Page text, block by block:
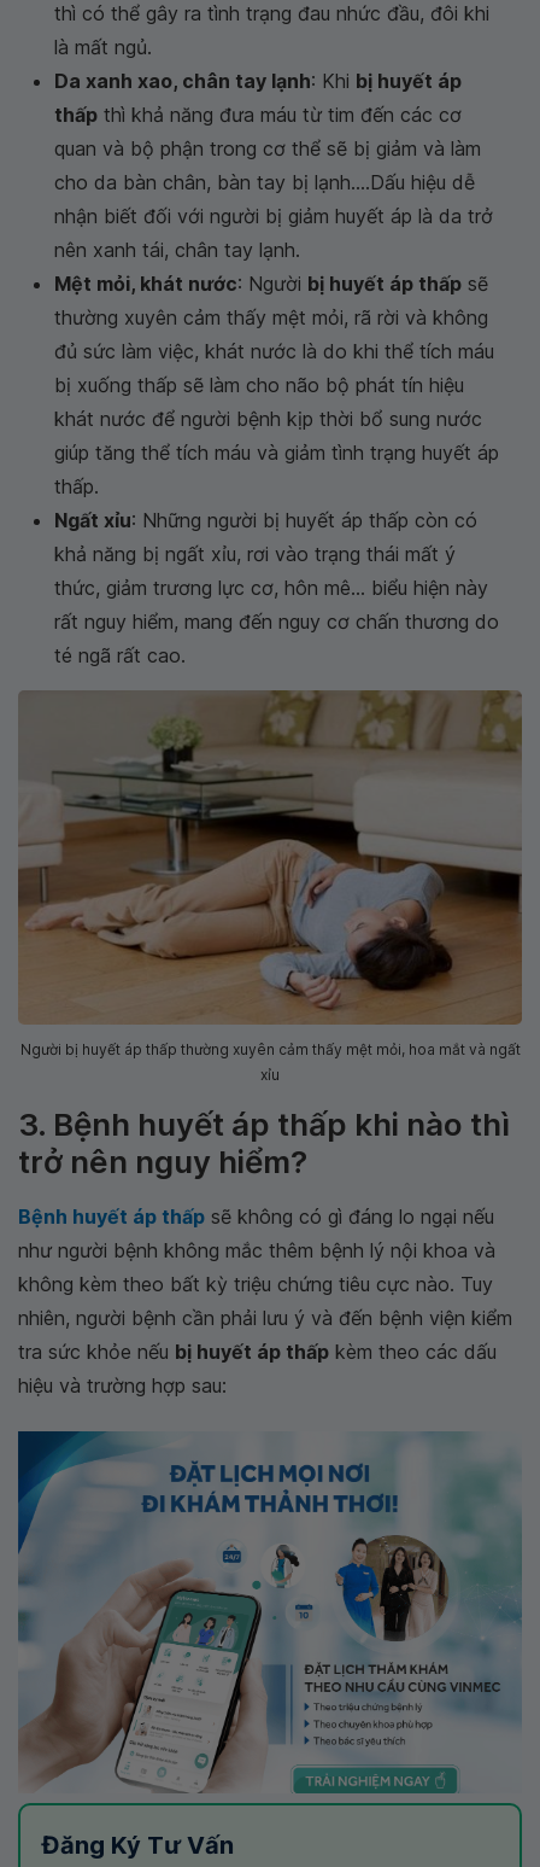
thì có thể gây ra tình trạng đau nhức đầu, đôi khi
là mất ngủ.
Da xanh xao, chân tay lạnh: Khi bị huyết áp
thấp thì khả năng đưa máu từ tim đến các cơ
quan và bộ phận trong cơ thể sẽ bị giảm và làm
cho da bàn chân, bàn tay bị lạnh....Dấu hiệu dễ
nhận biết đối với người bị giảm huyết áp là da trở
nên xanh tái, chân tay lạnh.
Mệt mỏi, khát nước: Người bị huyết áp thấp sẽ
thường xuyên cảm thấy mệt mỏi, rã rời và không
đủ sức làm việc, khát nước là do khi thể tích máu
bị xuống thấp sẽ làm cho não bộ phát tín hiệu
khát nước để người bệnh kịp thời bổ sung nước
giúp tăng thể tích máu và giảm tình trạng huyết áp
thấp.
Ngất xỉu: Những người bị huyết áp thấp còn có
khả năng bị ngất xỉu, rơi vào trạng thái mất ý
thức, giảm trương lực cơ, hôn mê... biểu hiện này
rất nguy hiểm, mang đến nguy cơ chấn thương do
té ngã rất cao.
Người bị huyết áp thấp thường xuyên cảm thấy mệt mỏi, hoa mắt và ngất
xỉu
3. Bệnh huyết áp thấp khi nào thì
trở nên nguy hiểm?
Bệnh huyết áp thấp sẽ không có gì đáng lo ngại nếu
như người bệnh không mắc thêm bệnh lý nội khoa và
không kèm theo bất kỳ triệu chứng tiêu cực nào. Tuy
nhiên, người bệnh cần phải lưu ý và đến bệnh viện kiểm
tra sức khỏe nếu bị huyết áp thấp kèm theo các dấu
hiệu và trường hợp sau:
Đăng Ký Tư Vấn